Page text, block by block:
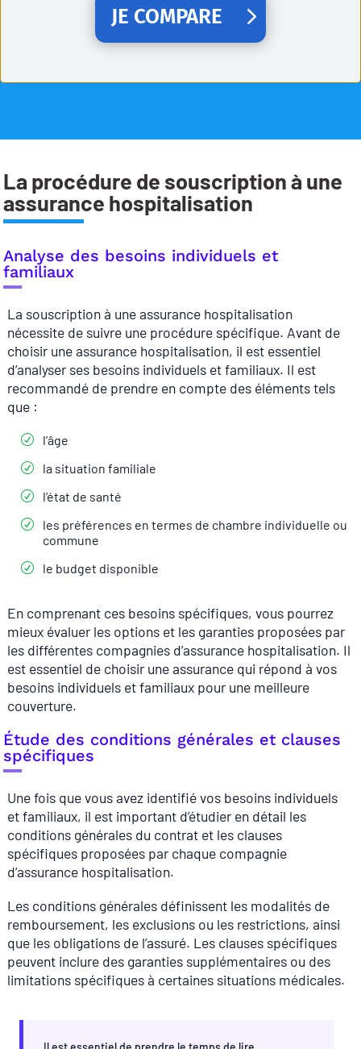
JE COMPARE
La procédure de souscription à une
assurance hospitalisation
Analyse des besoins individuels et
familiaux
La souscription à une assurance hospitalisation
nécessite de suivre une procédure spécifique. Avant de
choisir une assurance hospitalisation, il est essentiel
d’analyser ses besoins individuels et familiaux. Il est
recommandé de prendre en compte des éléments tels
que :
l’âge
la situation familiale
l’état de santé
les préférences en termes de chambre individuelle ou
commune
le budget disponible
En comprenant ces besoins spécifiques, vous pourrez
mieux évaluer les options et les garanties proposées par
les différentes compagnies d’assurance hospitalisation. Il
est essentiel de choisir une assurance qui répond à vos
besoins individuels et familiaux pour une meilleure
couverture.
Étude des conditions générales et clauses
spécifiques
Une fois que vous avez identifié vos besoins individuels
et familiaux, il est important d’étudier en détail les
conditions générales du contrat et les clauses
spécifiques proposées par chaque compagnie
d’assurance hospitalisation.
Les conditions générales définissent les modalités de
remboursement, les exclusions ou les restrictions, ainsi
que les obligations de l’assuré. Les clauses spécifiques
peuvent inclure des garanties supplémentaires ou des
limitations spécifiques à certaines situations médicales.